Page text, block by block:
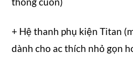
+ Hệ thanh phụ kiện Titan
dành cho ac thích nhỏ gọn